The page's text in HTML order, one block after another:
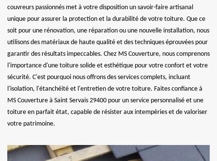
couvreurs passionnés met à votre disposition un savoir-faire artisanal
unique pour assurer la protection et la durabilité de votre toiture. Que ce
soit pour une rénovation, une réparation ou une nouvelle installation, nous
utilisons des matériaux de haute qualité et des techniques éprouvées pour
garantir des résultats impeccables. Chez MS Couverture, nous comprenons
l'importance d'une toiture solide et esthétique pour votre confort et votre
sécurité. C'est pourquoi nous offrons des services complets, incluant
l'isolation, l'étanchéité et l'entretien de votre toiture. Faites confiance à
MS Couverture à Saint Servais 29400 pour un service personnalisé et une
toiture en parfait état, capable de résister aux intempéries et de valoriser
votre patrimoine.